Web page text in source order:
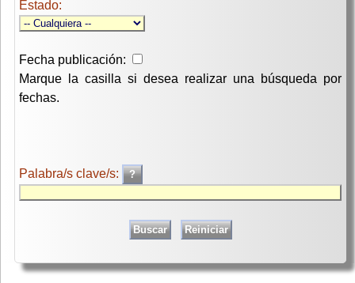
Estado:
Fecha publicación:
Marque la casilla si desea realizar una búsqueda por
fechas.
Palabra/s clave/s: